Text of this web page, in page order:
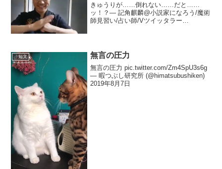
きゅうりが……倒れない……だと……
ッ！？— 記角麒麟@小説家になろう/魔術
師見習い/占い師/Vツイッタラー
短文 無言の圧力
無言の圧力 pic.twitter.com/Zm4SpU3s6g
— 暇つぶし研究所 (@himatsubushiken)
2019年8月7日